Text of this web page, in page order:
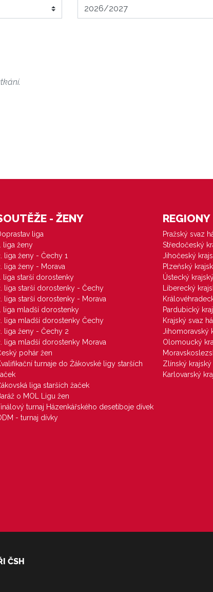
- ŽENY
liga
liga ženy
liga ženy - Čechy 1
liga ženy - Morava
liga starší dorostenky
liga starší dorostenky - Čechy
liga starší dorostenky - Morava
liga mladší dorostenky
liga mladší dorostenky Čechy
liga ženy - Čechy 2
liga mladší dorostenky Morava
pohár žen
turnaje do Žákovské ligy starších
liga starších žaček
o MOL Ligu žen
turnaj Házenkářského desetiboje dívek
- turnaj dívky
REGIONY
Pražský svaz
Středočeský
Jihočeský
Plzeňský
Ústecký
Liberecký
Pardubický
Krajský svaz
Jihomoravský
Olomoucký
Zlínský
Karlovarský
ČSH